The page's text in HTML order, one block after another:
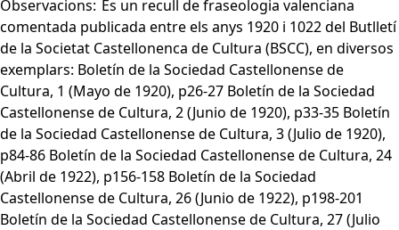
Observacions: És un recull de fraseologia valenciana
comentada publicada entre els anys 1920 i 1022 del Butlletí
de la Societat Castellonenca de Cultura (BSCC), en diversos
exemplars: Boletín de la Sociedad Castellonense de
Cultura, 1 (Mayo de 1920), p26-27 Boletín de la Sociedad
Castellonense de Cultura, 2 (Junio de 1920), p33-35 Boletín
de la Sociedad Castellonense de Cultura, 3 (Julio de 1920),
p84-86 Boletín de la Sociedad Castellonense de Cultura, 24
(Abril de 1922), p156-158 Boletín de la Sociedad
Castellonense de Cultura, 26 (Junio de 1922), p198-201
Boletín de la Sociedad Castellonense de Cultura, 27 (Julio